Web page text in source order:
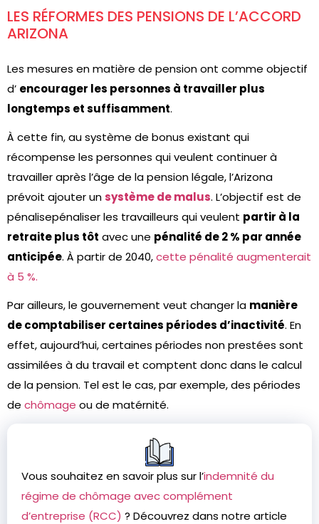
LES RÉFORMES DES PENSIONS DE L’ACCORD
ARIZONA
Les mesures en matière de pension ont comme objectif
d’ encourager les personnes à travailler plus
longtemps et suffisamment.
À cette fin, au système de bonus existant qui
récompense les personnes qui veulent continuer à
travailler après l’âge de la pension légale, l’Arizona
prévoit ajouter unsystème de malus. L’objectif est de
pénalisepénaliser les travailleurs qui veulent partir à la
retraite plus tôt avec une pénalité de 2 % par année
anticipée. À partir de 2040,cette pénalité augmenterait
à 5 %.
Par ailleurs, le gouvernement veut changer la manière
de comptabiliser certaines périodes d’inactivité. En
effet, aujourd’hui, certaines périodes non prestées sont
assimilées à du travail et comptent donc dans le calcul
de la pension. Tel est le cas, par exemple, des périodes
de chômage ou de matérnité.
Vous souhaitez en savoir plus sur l’indemnité du
régime de chômage avec complément
d’entreprise (RCC) ? Découvrez dans notre article